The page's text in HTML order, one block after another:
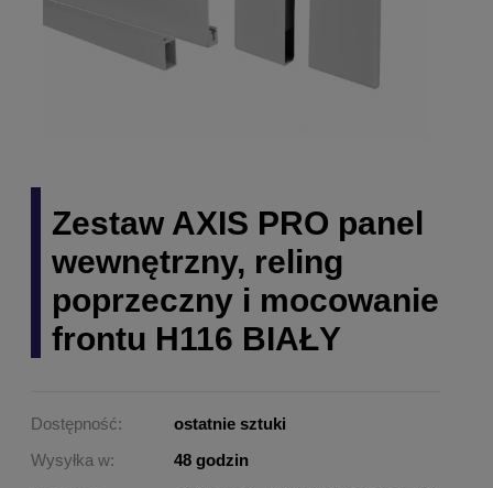
Zestaw AXIS PRO panel
wewnętrzny, reling
poprzeczny i mocowanie
frontu H116 BIAŁY
Dostępność:
ostatnie sztuki
Wysyłka w:
48 godzin